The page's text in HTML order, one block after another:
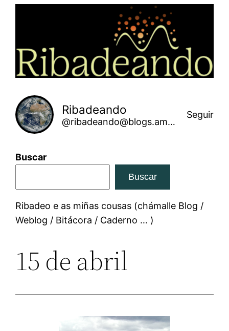
Ribadeando
@ribadeando@blogs.amarinha.gal
Seguir
Buscar
Buscar
Ribadeo e as miñas cousas (chámalle Blog /
Weblog / Bitácora / Caderno … )
15 de abril